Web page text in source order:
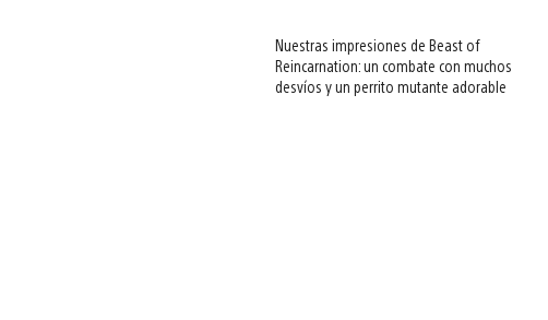
Nuestras impresiones de Beast of
Reincarnation: un combate con muchos
desvíos y un perrito mutante adorable